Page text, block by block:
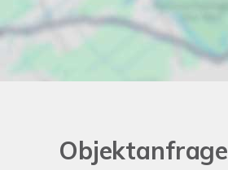
Objektanfrage